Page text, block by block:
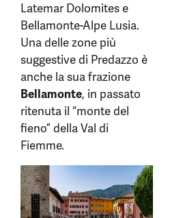
Latemar Dolomites e
Bellamonte-Alpe Lusia.
Una delle zone più
suggestive di Predazzo è
anche la sua frazione
Bellamonte, in passato
ritenuta il “monte del
fieno” della Val di
Fiemme.